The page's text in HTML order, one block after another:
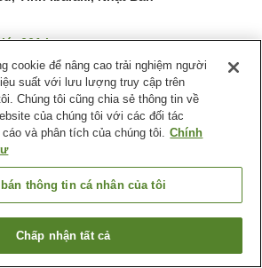
661lượt
Spa / Salon
Lounge
Tỉnh Ibaraki
Thành phố Kamisu
Tìm phòng trống
cookie để nâng cao trải nghiệm người
suất với lưu lượng truy cập trên
Chúng tôi cũng chia sẻ thông tin về
của chúng tôi với các đối tác
và phân tích của chúng tôi. Chính
thông tin cá nhân của tôi
Chấp nhận tất cả